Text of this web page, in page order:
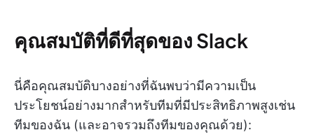
คุณสมบัติที่ดีที่สุดของ Slack
นี่คือคุณสมบัติบางอย่างที่ฉันพบว่ามีความเป็น
ประโยชน์อย่างมากสำหรับทีมที่มีประสิทธิภาพสูงเช่น
ทีมของฉัน (และอาจรวมถึงทีมของคุณด้วย):